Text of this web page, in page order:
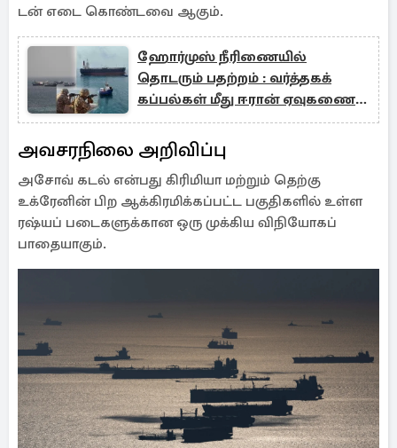
டன் எடை கொண்டவை ஆகும்.
ஹோர்முஸ் நீரிணையில்
தொடரும் பதற்றம் : வர்த்தகக்
கப்பல்கள் மீது ஈரான் ஏவுகணை
தாக்குதல்
அவசரநிலை அறிவிப்பு
அசோவ் கடல் என்பது கிரிமியா மற்றும் தெற்கு
உக்ரேனின் பிற ஆக்கிரமிக்கப்பட்ட பகுதிகளில் உள்ள
ரஷ்யப் படைகளுக்கான ஒரு முக்கிய விநியோகப்
பாதையாகும்.